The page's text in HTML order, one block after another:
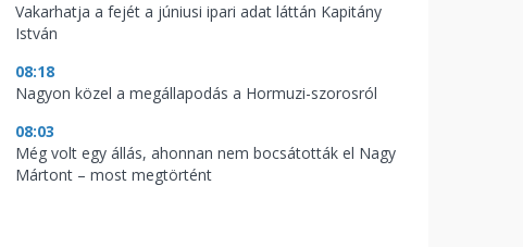
Vakarhatja a fejét a júniusi ipari adat láttán Kapitány
István
08:18
Nagyon közel a megállapodás a Hormuzi-szorosról
08:03
Még volt egy állás, ahonnan nem bocsátották el Nagy
Mártont – most megtörtént